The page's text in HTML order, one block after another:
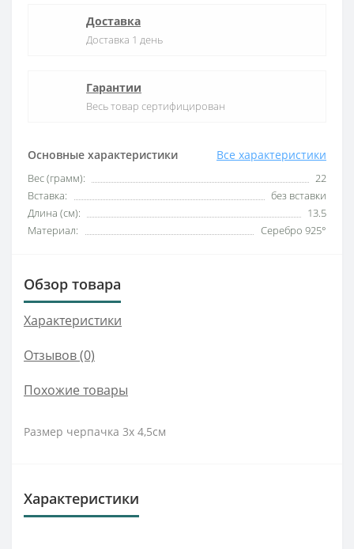
Основные характеристики Все характеристики
Вес (грамм):
22
Вставка:
без вставки
Длина (см):
13.5
Материал:
Серебро 925°
Доставка
Доставка 1 день
Гарантии
Весь товар сертифицирован
Обзор товара
Характеристики
Отзывов (0)
Похожие товары
Размер черпачка 3х 4,5см
Характеристики